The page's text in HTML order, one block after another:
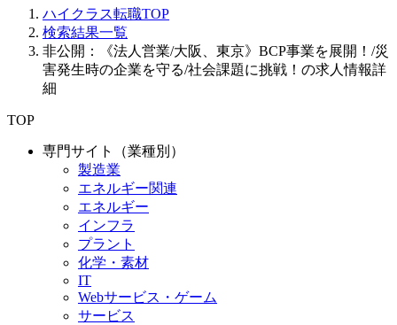
ハイクラス転職TOP
検索結果一覧
非公開：《法人営業/大阪、東京》BCP事業を展開！/災
害発生時の企業を守る/社会課題に挑戦！の求人情報詳
細
TOP
専門サイト（業種別）
製造業
エネルギー関連
エネルギー
インフラ
プラント
化学・素材
IT
Webサービス・ゲーム
サービス